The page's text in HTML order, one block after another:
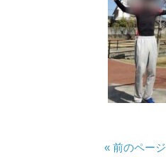
« 前のページ